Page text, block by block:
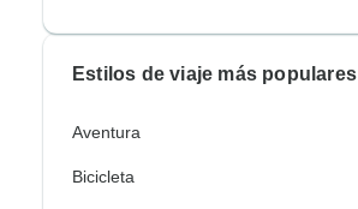
Estilos de viaje más populares
Aventura
Bicicleta